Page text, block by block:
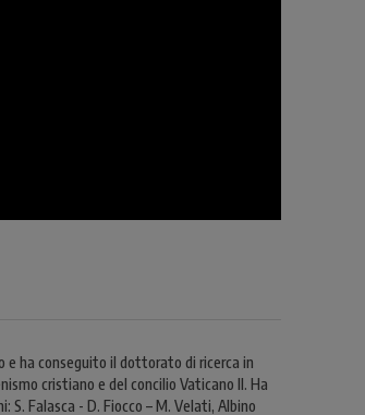
e ha conseguito il dottorato di ricerca in
cristiano e del concilio Vaticano II. Ha
Falasca - D. Fiocco – M. Velati, Albino